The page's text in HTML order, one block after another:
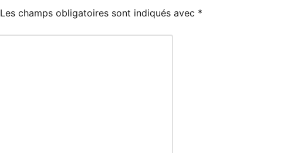
Les champs obligatoires sont indiqués avec *